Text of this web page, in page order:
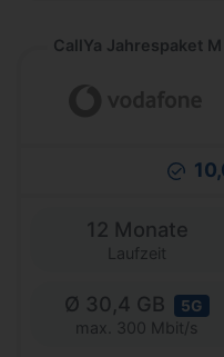
CallYa Jahrespaket M
12 Monate
Laufzeit
Ø 30,4 GB 5G
max. 300 Mbit/s